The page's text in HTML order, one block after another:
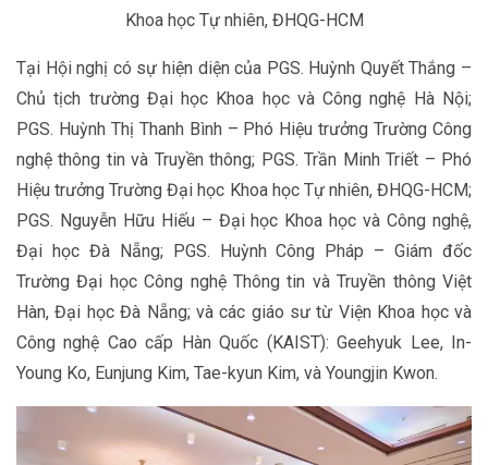
Khoa học Tự nhiên, ĐHQG-HCM
Tại Hội nghị có sự hiện diện của PGS. Huỳnh Quyết Thắng –
Chủ tịch trường Đại học Khoa học và Công nghệ Hà Nội;
PGS. Huỳnh Thị Thanh Bình – Phó Hiệu trưởng Trường Công
nghệ thông tin và Truyền thông; PGS. Trần Minh Triết – Phó
Hiệu trưởng Trường Đại học Khoa học Tự nhiên, ĐHQG-HCM;
PGS. Nguyễn Hữu Hiếu – Đại học Khoa học và Công nghệ,
Đại học Đà Nẵng; PGS. Huỳnh Công Pháp – Giám đốc
Trường Đại học Công nghệ Thông tin và Truyền thông Việt
Hàn, Đại học Đà Nẵng; và các giáo sư từ Viện Khoa học và
Công nghệ Cao cấp Hàn Quốc (KAIST): Geehyuk Lee, In-
Young Ko, Eunjung Kim, Tae-kyun Kim, và Youngjin Kwon.